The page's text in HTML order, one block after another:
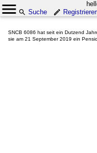
Suche
SNCB 6086 hat seit ein Dutzend
sie am 21 September 2019 ein